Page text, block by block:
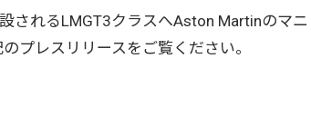
されるLMGT3クラスへAston Martinのマニ
プレスリリースをご覧ください。